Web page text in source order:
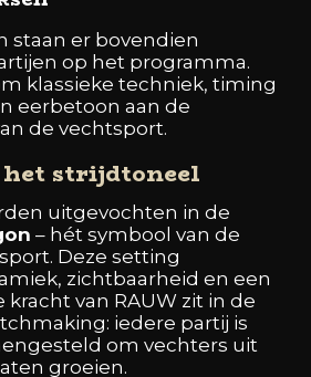
staan er bovendien
op het programma.
klassieke techniek, timing
eerbetoon aan de
de vechtsport.
het strijdtoneel
uitgevochten in de
– hét symbool van de
Deze setting
zichtbaarheid en een
kracht van RAUW zit in de
iedere partij is
om vechters uit
groeien.